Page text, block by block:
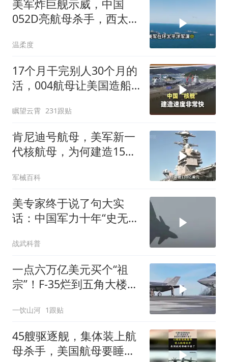
美军炸巨舰示威，中国
052D亮航母杀手，西太格
温柔度
17个月干完别人30个月的
活，004航母让美国造船
瞩望云霄 231跟贴
肯尼迪号航母，美军新一
代核航母，为何建造15年
军械百科
美专家终于说了句大实
话：中国军力十年“史无前
住了
战武科普
一点六万亿美元买个“祖
宗”！F-35烂到五角大楼自
捂出个未来？
一饮山河 1跟贴
45艘驱逐舰，集体装上航
母杀手，美国航母要睡不